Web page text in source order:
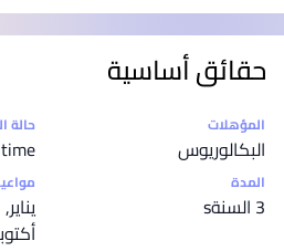
حقائق أساسية
إحصائيات
المؤهلات
البكالوريوس
حالة
المدة
3 السنةs